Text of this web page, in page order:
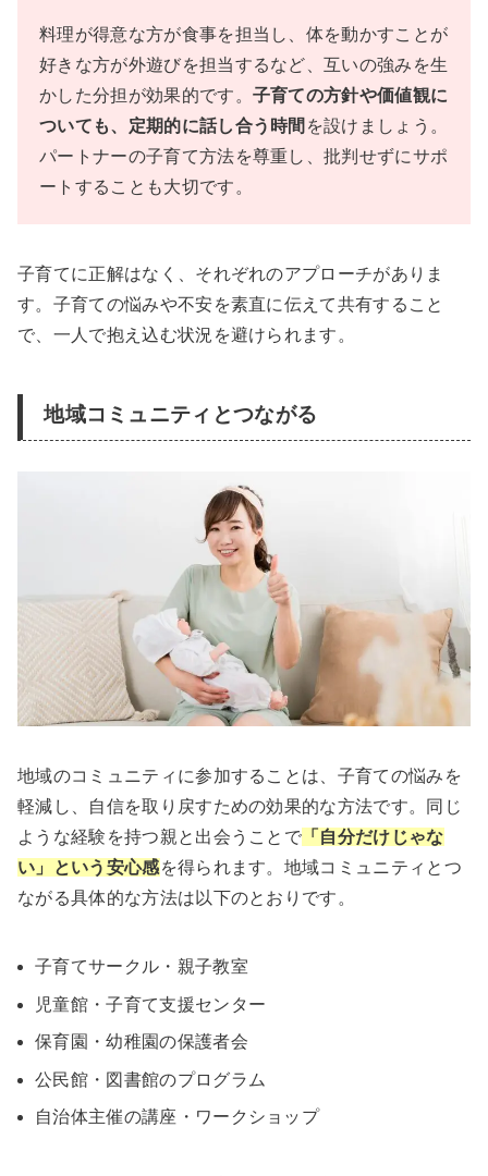
料理が得意な方が食事を担当し、体を動かすことが
好きな方が外遊びを担当するなど、互いの強みを生
かした分担が効果的です。 子育ての方針や価値観に
ついても、定期的に話し合う時間 を設けましょう。
パートナーの子育て方法を尊重し、批判せずにサポ
ートすることも大切です。
子育てに正解はなく、それぞれのアプローチがありま
す。子育ての悩みや不安を素直に伝えて共有すること
で、一人で抱え込む状況を避けられます。
地域コミュニティとつながる
地域のコミュニティに参加することは、子育ての悩みを
軽減し、自信を取り戻すための効果的な方法です。同じ
ような経験を持つ親と出会うことで 「自分だけじゃな
い」という安心感を得られます。地域コミュニティとつ
ながる具体的な方法は以下のとおりです。
子育てサークル・親子教室
児童館・子育て支援センター
保育園・幼稚園の保護者会
公民館・図書館のプログラム
自治体主催の講座・ワークショップ